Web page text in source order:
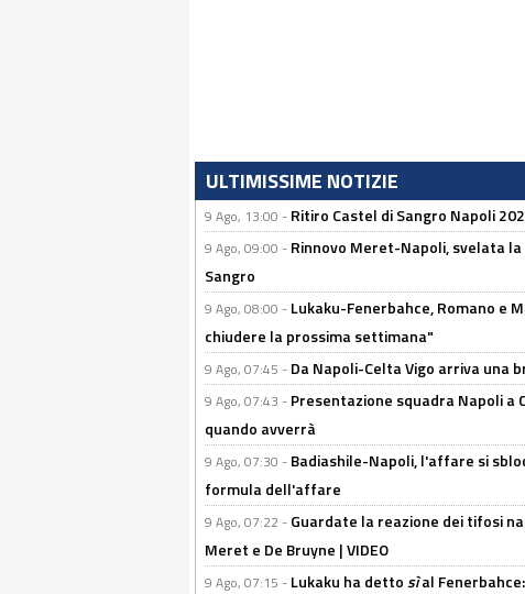
ULTIMISSIME NOTIZIE
9 Ago, 13:00 - Ritiro Castel di Sangro Napoli
9 Ago, 09:00 - Rinnovo Meret-Napoli, svelata
Sangro
9 Ago, 08:00 - Lukaku-Fenerbahce, Romano e
chiudere la prossima settimana"
9 Ago, 07:45 - Da Napoli-Celta Vigo arriva una
9 Ago, 07:43 - Presentazione squadra Napoli
quando avverrà
9 Ago, 07:30 - Badiashile-Napoli, l'affare si
formula dell'affare
9 Ago, 07:22 - Guardate la reazione dei tifosi
Meret e De Bruyne | VIDEO
9 Ago, 07:15 - Lukaku ha dettosìal